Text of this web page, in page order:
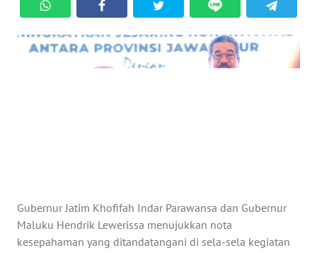
Gubernur Jatim Khofifah Indar Parawansa dan Gubernur
Maluku Hendrik Lewerissa menujukkan nota
kesepahaman yang ditandatangani di sela-sela kegiatan
SERBI
OPINI
INFO
IKLAN